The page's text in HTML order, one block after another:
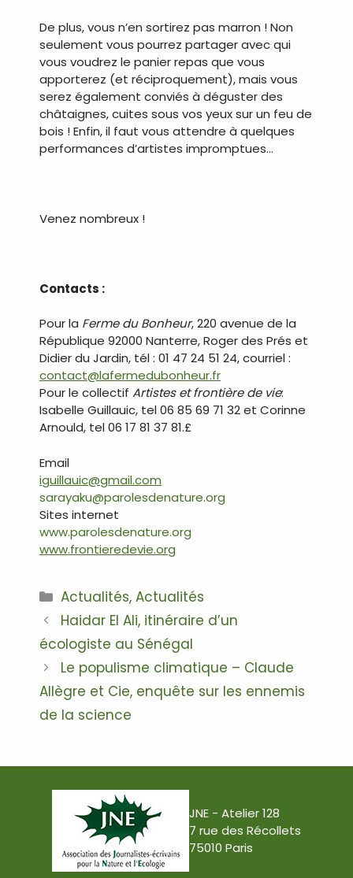
De plus, vous n’en sortirez pas marron ! Non
seulement vous pourrez partager avec qui
vous voudrez le panier repas que vous
apporterez (et réciproquement), mais vous
serez également conviés à déguster des
châtaignes, cuites sous vos yeux sur un feu de
bois ! Enfin, il faut vous attendre à quelques
performances d’artistes impromptues…
Venez nombreux !
Contacts :
Pour la Ferme du Bonheur, 220 avenue de la
République 92000 Nanterre, Roger des Prés et
Didier du Jardin, tél : 01 47 24 51 24, courriel :
contact@lafermedubonheur.fr
Pour le collectif Artistes et frontière de vie:
Isabelle Guillauic, tel 06 85 69 71 32 et Corinne
Arnould, tel 06 17 81 37 81.£
Email
iguillauic@gmail.com
sarayaku@parolesdenature.org
Sites internet
www.parolesdenature.org
www.frontieredevie.org
Catégories
Actualités,Actualités
Navigation
des
articles
Haidar El Ali, itinéraire d’un
écologiste au Sénégal
Le populisme climatique – Claude
Allègre et Cie, enquête sur les ennemis
de la science
JNE - Atelier 128
7 rue des Récollets
75010 Paris